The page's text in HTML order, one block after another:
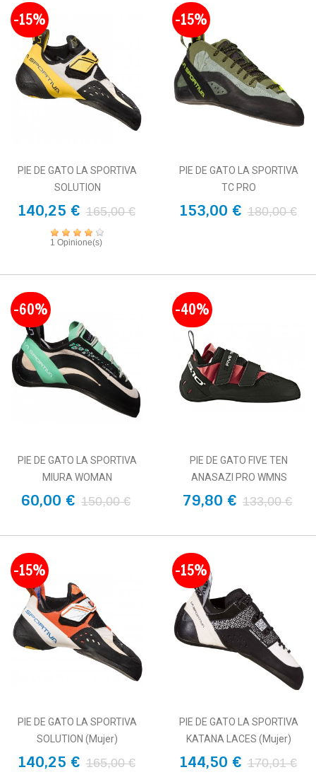
-15%
PIE DE GATO LA SPORTIVA
SOLUTION
140,25 € 165,00 €
1 Opinione(s)
-15%
PIE DE GATO LA SPORTIVA
TC PRO
153,00 € 180,00 €
-60%
PIE DE GATO LA SPORTIVA
MIURA WOMAN
60,00 € 150,00 €
-40%
PIE DE GATO FIVE TEN
ANASAZI PRO WMNS
79,80 € 133,00 €
-15%
PIE DE GATO LA SPORTIVA
SOLUTION (mujer)
140,25 € 165,00 €
-15%
PIE DE GATO LA SPORTIVA
KATANA LACES (Mujer)
144,50 € 170,01 €